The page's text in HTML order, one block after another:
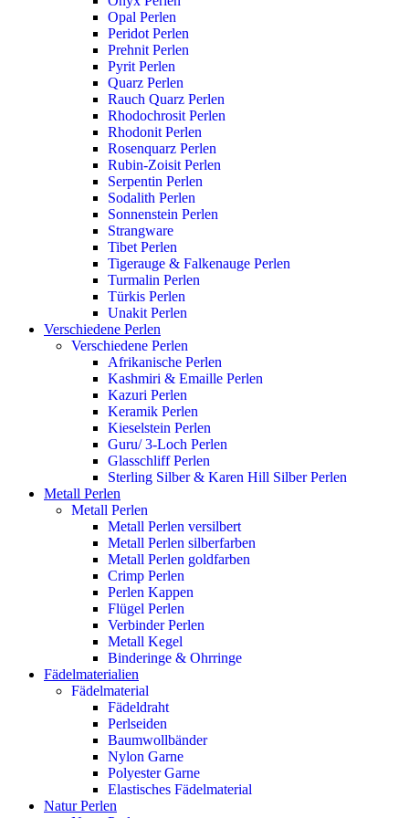
Opal Perlen
Peridot Perlen
Prehnit Perlen
Pyrit Perlen
Quarz Perlen
Rauch Quarz Perlen
Rhodochrosit Perlen
Rhodonit Perlen
Rosenquarz Perlen
Rubin-Zoisit Perlen
Serpentin Perlen
Sodalith Perlen
Sonnenstein Perlen
Strangware
Tibet Perlen
Tigerauge & Falkenauge Perlen
Turmalin Perlen
Türkis Perlen
Unakit Perlen
Verschiedene Perlen
Verschiedene Perlen
Afrikanische Perlen
Kashmiri & Emaille Perlen
Kazuri Perlen
Keramik Perlen
Kieselstein Perlen
Guru/ 3-Loch Perlen
Glasschliff Perlen
Sterling Silber & Karen Hill Silber Perlen
Metall Perlen
Metall Perlen
Metall Perlen versilbert
Metall Perlen silberfarben
Metall Perlen goldfarben
Crimp Perlen
Perlen Kappen
Flügel Perlen
Verbinder Perlen
Metall Kegel
Binderinge & Ohrringe
Fädelmaterialien
Fädelmaterial
Fädeldraht
Perlseiden
Baumwollbänder
Nylon Garne
Polyester Garne
Elastisches Fädelmaterial
Natur Perlen